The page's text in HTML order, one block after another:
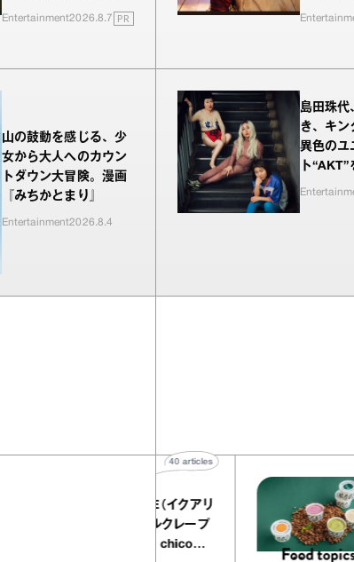
Entertainment2026.8.7 PR
山の鼓動を感じる、少
女から大人へのカウン
トダウン大冒険。漫画
『みちかとまり』
Entertainment2026.8.4
島田珠代
き、キン
異色のユ
ト
『EQUALLY atelier NOLE（イクアリ
ー アトリエ ノーレ）』のミルクレープ
キャラメルバニーユほか｜chico
40